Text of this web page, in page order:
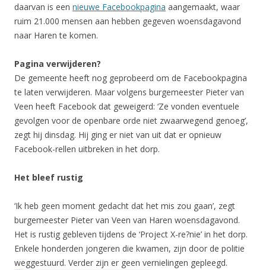
daarvan is een nieuwe Facebookpagina aangemaakt, waar
ruim 21.000 mensen aan hebben gegeven woensdagavond
naar Haren te komen.
Pagina verwijderen?
De gemeente heeft nog geprobeerd om de Facebookpagina
te laten verwijderen. Maar volgens burgemeester Pieter van
Veen heeft Facebook dat geweigerd: ‘Ze vonden eventuele
gevolgen voor de openbare orde niet zwaarwegend genoeg’,
zegt hij dinsdag. Hij ging er niet van uit dat er opnieuw
Facebook-rellen uitbreken in het dorp.
Het bleef rustig
‘Ik heb geen moment gedacht dat het mis zou gaan’, zegt
burgemeester Pieter van Veen van Haren woensdagavond.
Het is rustig gebleven tijdens de ‘Project X-re?nie’ in het dorp.
Enkele honderden jongeren die kwamen, zijn door de politie
weggestuurd. Verder zijn er geen vernielingen gepleegd.